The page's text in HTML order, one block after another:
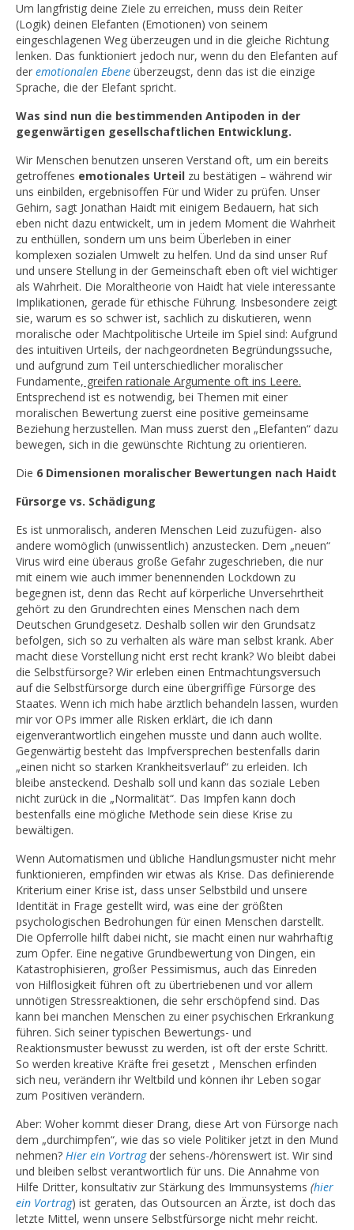
Um langfristig deine Ziele zu erreichen, muss dein Reiter
(Logik) deinen Elefanten (Emotionen) von seinem
eingeschlagenen Weg überzeugen und in die gleiche Richtung
lenken. Das funktioniert jedoch nur, wenn du den Elefanten auf
der emotionalen Ebene überzeugst, denn das ist die einzige
Sprache, die der Elefant spricht.
Was sind nun die bestimmenden Antipoden in der
gegenwärtigen gesellschaftlichen Entwicklung.
Wir Menschen benutzen unseren Verstand oft, um ein bereits
getroffenes emotionales Urteil zu bestätigen – während wir
uns einbilden, ergebnisoffen Für und Wider zu prüfen. Unser
Gehirn, sagt Jonathan Haidt mit einigem Bedauern, hat sich
eben nicht dazu entwickelt, um in jedem Moment die Wahrheit
zu enthüllen, sondern um uns beim Überleben in einer
komplexen sozialen Umwelt zu helfen. Und da sind unser Ruf
und unsere Stellung in der Gemeinschaft eben oft viel wichtiger
als Wahrheit. Die Moraltheorie von Haidt hat viele interessante
Implikationen, gerade für ethische Führung. Insbesondere zeigt
sie, warum es so schwer ist, sachlich zu diskutieren, wenn
moralische oder Machtpolitische Urteile im Spiel sind: Aufgrund
des intuitiven Urteils, der nachgeordneten Begründungssuche,
und aufgrund zum Teil unterschiedlicher moralischer
Fundamente, greifen rationale Argumente oft ins Leere.
Entsprechend ist es notwendig, bei Themen mit einer
moralischen Bewertung zuerst eine positive gemeinsame
Beziehung herzustellen. Man muss zuerst den „Elefanten“ dazu
bewegen, sich in die gewünschte Richtung zu orientieren.
Die 6 Dimensionen moralischer Bewertungen nach Haidt
Fürsorge vs. Schädigung
Es ist unmoralisch, anderen Menschen Leid zuzufügen- also
andere womöglich (unwissentlich) anzustecken. Dem „neuen“
Virus wird eine überaus große Gefahr zugeschrieben, die nur
mit einem wie auch immer benennenden Lockdown zu
begegnen ist, denn das Recht auf körperliche Unversehrtheit
gehört zu den Grundrechten eines Menschen nach dem
Deutschen Grundgesetz. Deshalb sollen wir den Grundsatz
befolgen, sich so zu verhalten als wäre man selbst krank. Aber
macht diese Vorstellung nicht erst recht krank? Wo bleibt dabei
die Selbstfürsorge? Wir erleben einen Entmachtungsversuch
auf die Selbstfürsorge durch eine übergriffige Fürsorge des
Staates. Wenn ich mich habe ärztlich behandeln lassen, wurden
mir vor OPs immer alle Risken erklärt, die ich dann
eigenverantwortlich eingehen musste und dann auch wollte.
Gegenwärtig besteht das Impfversprechen bestenfalls darin
„einen nicht so starken Krankheitsverlauf“ zu erleiden. Ich
bleibe ansteckend. Deshalb soll und kann das soziale Leben
nicht zurück in die „Normalität“. Das Impfen kann doch
bestenfalls eine mögliche Methode sein diese Krise zu
bewältigen.
Wenn Automatismen und übliche Handlungsmuster nicht mehr
funktionieren, empfinden wir etwas als Krise. Das definierende
Kriterium einer Krise ist, dass unser Selbstbild und unsere
Identität in Frage gestellt wird, was eine der größten
psychologischen Bedrohungen für einen Menschen darstellt.
Die Opferrolle hilft dabei nicht, sie macht einen nur wahrhaftig
zum Opfer. Eine negative Grundbewertung von Dingen, ein
Katastrophisieren, großer Pessimismus, auch das Einreden
von Hilflosigkeit führen oft zu übertriebenen und vor allem
unnötigen Stressreaktionen, die sehr erschöpfend sind. Das
kann bei manchen Menschen zu einer psychischen Erkrankung
führen. Sich seiner typischen Bewertungs- und
Reaktionsmuster bewusst zu werden, ist oft der erste Schritt.
So werden kreative Kräfte frei gesetzt , Menschen erfinden
sich neu, verändern ihr Weltbild und können ihr Leben sogar
zum Positiven verändern.
Aber: Woher kommt dieser Drang, diese Art von Fürsorge nach
dem „durchimpfen“, wie das so viele Politiker jetzt in den Mund
nehmen? Hier ein Vortragder sehens-/hörenswert ist. Wir sind
und bleiben selbst verantwortlich für uns. Die Annahme von
Hilfe Dritter, konsultativ zur Stärkung des Immunsystems (hier
ein Vortrag) ist geraten, das Outsourcen an Ärzte, ist doch das
letzte Mittel, wenn unsere Selbstfürsorge nicht mehr reicht.